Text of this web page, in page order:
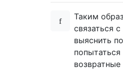
Таким
связаться
выяснить
попытаться